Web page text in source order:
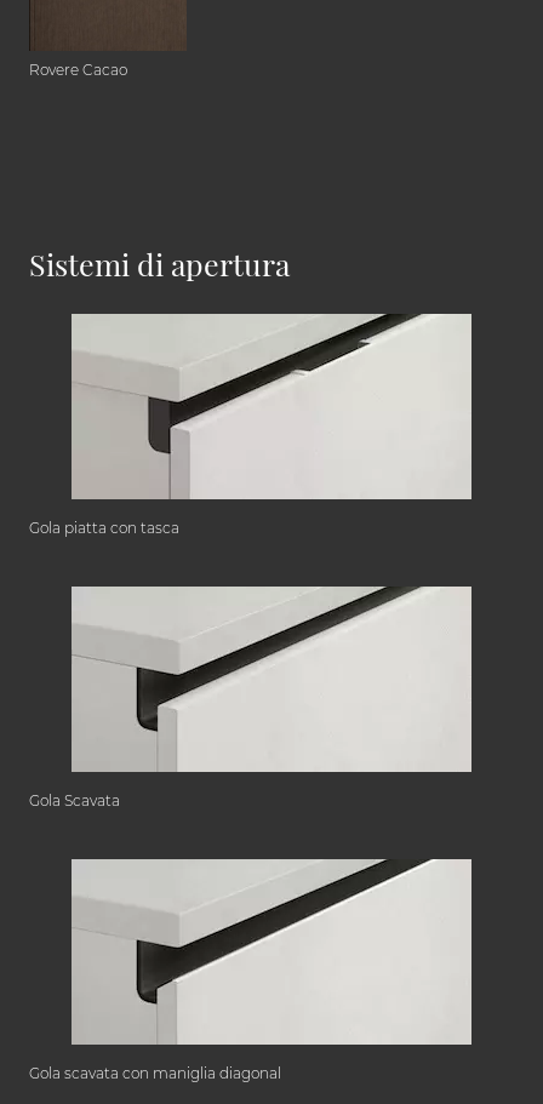
Rovere Cacao
Sistemi di apertura
Gola piatta con tasca
Gola Scavata
Gola scavata con maniglia diagonal